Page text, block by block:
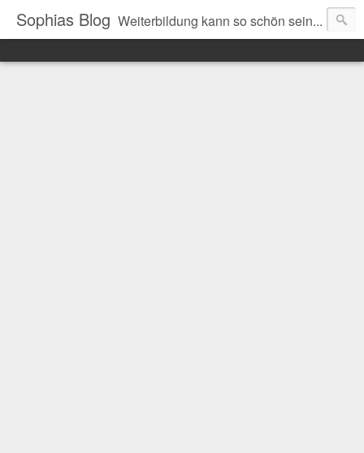
Sophias Blog Weiterbildung kann so schön sein...